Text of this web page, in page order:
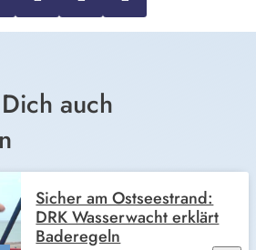
auch
Sicher am Ostseestrand:
DRK Wasserwacht erklärt
Baderegeln